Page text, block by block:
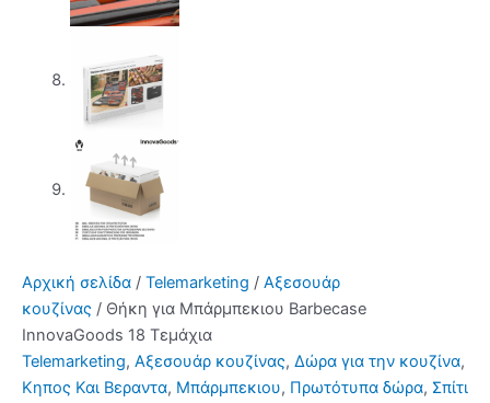
Αρχική σελίδα / Telemarketing / Αξεσουάρ
κουζίνας / Θήκη για Mπάρμπεκιου Barbecase
InnovaGoods 18 Τεμάχια
Telemarketing, Αξεσουάρ κουζίνας, Δώρα για την κουζίνα,
Κηπος Και Βεραντα, Μπάρμπεκιου, Πρωτότυπα δώρα, Σπίτι